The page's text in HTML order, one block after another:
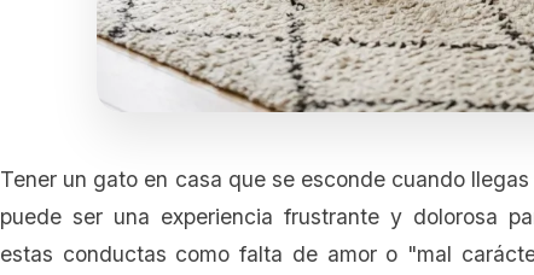
Tener un gato en casa que se esconde cuando
puede ser una experiencia frustrante y dolorosa
estas conductas como falta de amor o "mal